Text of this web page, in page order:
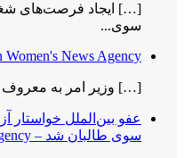
سوی...
Women's News Agency
[…] وزیر امر به معروف
عفو بین‌الملل خواستار
سوی طالبان شد – Afghanistan Women's News Agency